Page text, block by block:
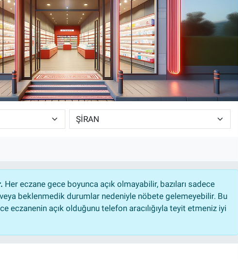
Her eczane gece boyunca açık olmayabilir, bazıları sadece
beklenmedik durumlar nedeniyle nöbete gelemeyebilir. Bu
eczanenin açık olduğunu telefon aracılığıyla teyit etmeniz iyi